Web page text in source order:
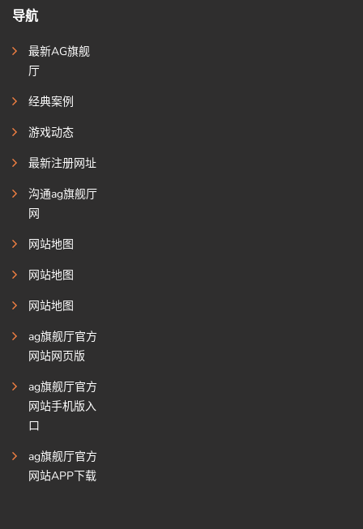
导航
最新AG旗舰
厅
经典案例
游戏动态
最新注册网址
沟通ag旗舰厅
网
网站地图
网站地图
网站地图
ag旗舰厅官方
网站网页版
ag旗舰厅官方
网站手机版入
口
ag旗舰厅官方
网站APP下载